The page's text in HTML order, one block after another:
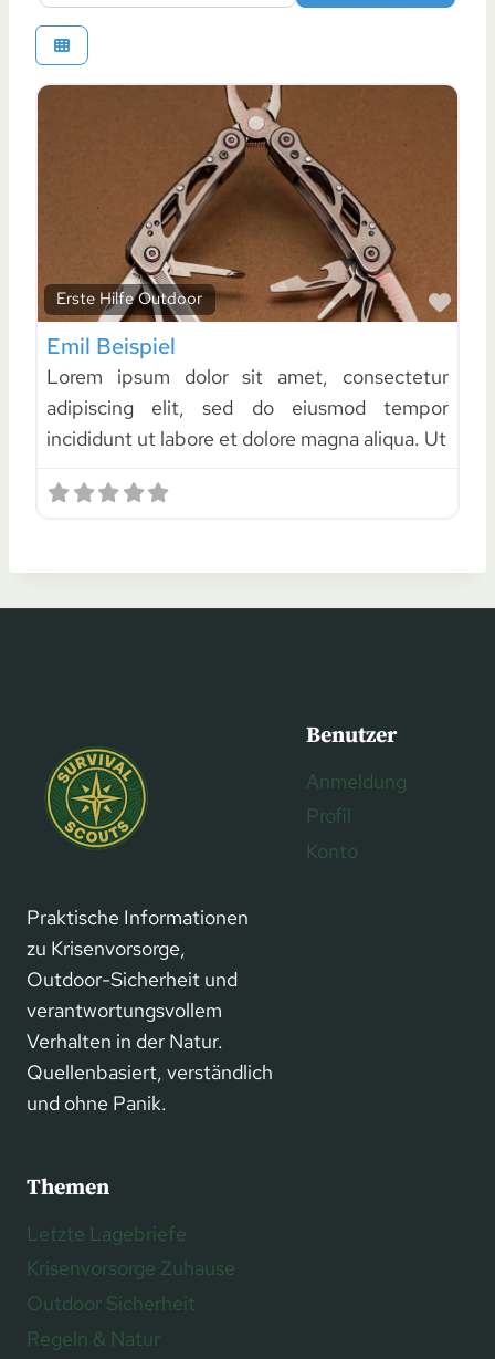
Erste Hilfe Outdoor
Emil Beispiel
Lorem ipsum dolor sit amet, consectetur
adipiscing elit, sed do eiusmod tempor
incididunt ut labore et dolore magna aliqua. Ut
Praktische Informationen
zu Krisenvorsorge,
Outdoor-Sicherheit und
verantwortungsvollem
Verhalten in der Natur.
Quellenbasiert, verständlich
und ohne Panik.
Benutzer
Anmeldung
Profil
Konto
Themen
Letzte Lagebriefe
Krisenvorsorge Zuhause
Outdoor Sicherheit
Regeln & Natur